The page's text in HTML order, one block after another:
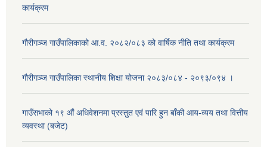
कार्यक्रम
गौरीगञ्ज गाउँपालिकाको आ.व. २०८२/०८३ को वार्षिक नीति तथा कार्यक्रम
गौरीगञ्ज गाउँपालिका स्थानीय शिक्षा योजना २०८३/०८४ - २०९३/०९४ ।
गाउँसभाको १९ ‌औं अधिवेशनमा प्रस्तुत एवं पारि हुन बाँकी आय-व्यय तथा वित्तीय
व्यवस्था (बजेट)